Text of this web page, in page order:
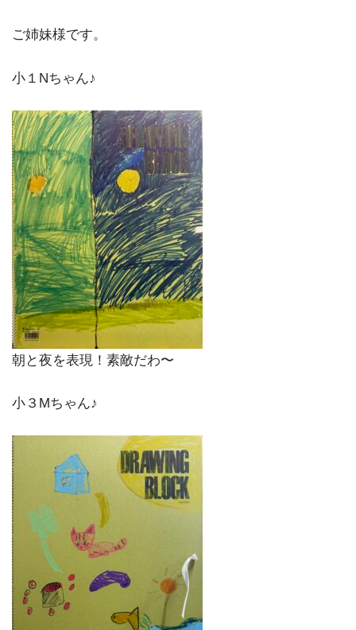
ご姉妹様です。
小１Nちゃん♪
朝と夜を表現！素敵だわ〜
小３Mちゃん♪